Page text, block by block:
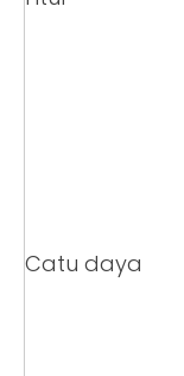
Catu daya